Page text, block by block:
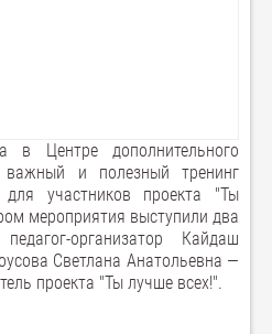
в Центре дополнительного
важный и полезный тренинг
для участников проекта "Ты
мероприятия выступили два
организатор Кайдаш
Светлана Анатольевна —
проекта "Ты лучше всех!".